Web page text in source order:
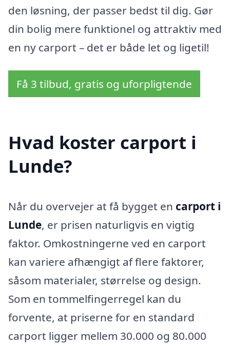
den løsning, der passer bedst til dig. Gør
din bolig mere funktionel og attraktiv med
en ny carport – det er både let og ligetil!
Få 3 tilbud, gratis og uforpligtende
Hvad koster carport i
Lunde?
Når du overvejer at få bygget en carport i
Lunde, er prisen naturligvis en vigtig
faktor. Omkostningerne ved en carport
kan variere afhængigt af flere faktorer,
såsom materialer, størrelse og design.
Som en tommelfingerregel kan du
forvente, at priserne for en standard
carport ligger mellem 30.000 og 80.000